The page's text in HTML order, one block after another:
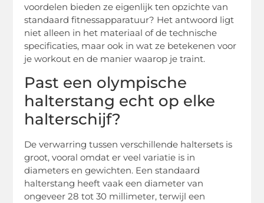
voordelen bieden ze eigenlijk ten opzichte van
standaard fitnessapparatuur? Het antwoord ligt
niet alleen in het materiaal of de technische
specificaties, maar ook in wat ze betekenen voor
je workout en de manier waarop je traint.
Past een olympische
halterstang echt op elke
halterschijf?
De verwarring tussen verschillende haltersets is
groot, vooral omdat er veel variatie is in
diameters en gewichten. Een standaard
halterstang heeft vaak een diameter van
ongeveer 28 tot 30 millimeter, terwijl een